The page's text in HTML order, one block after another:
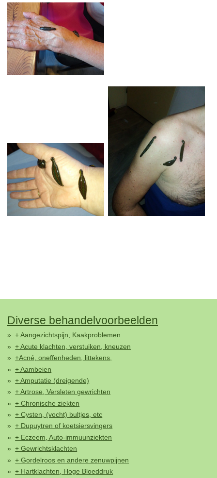
Diverse behandelvoorbeelden
+ Aangezichtspijn, Kaakproblemen
+ Acute klachten, verstuiken, kneuzen
+Acné, oneffenheden, littekens,
+ Aambeien
+ Amputatie (dreigende)
+ Artrose, Versleten gewrichten
+ Chronische ziekten
+ Cysten, (vocht) bultjes, etc
+ Dupuytren of koetsiersvingers
+ Eczeem, Auto-immuunziekten
+ Gewrichtsklachten
+ Gordelroos en andere zenuwpijnen
+ Hartklachten, Hoge Bloeddruk